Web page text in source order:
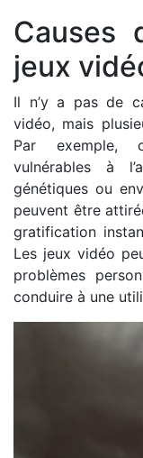
Causes
jeux
Il n’y a pas de
vidéo, mais
Par exemple,
vulnérables à
génétiques ou
peuvent être
gratification
Les jeux vidéo
problèmes
conduire à une